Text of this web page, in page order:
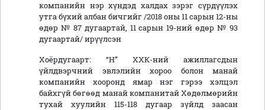
компанийн нэр хүндэд халдах зэрэг сүрдүүлэх
утга бүхий албан бичгийг /2018 оны 11 сарын 12-ны
өдөр № 87 дугаартай, 11 сарын 19-ний өдөр № 93
дугаартай/ ирүүлсэн
Хоёрдугаарт: “Н” ХХК-ний ажиллагсдын
үйлдвэрчний эвлэлийн хороо болон манай
компанийн хооронд ямар нэг гэрээ хэлцэл
байхгүй бөгөөд манай компанитай Хөдөлмөрийн
тухай хуулийн 115-118 дугаар зүйлд заасан